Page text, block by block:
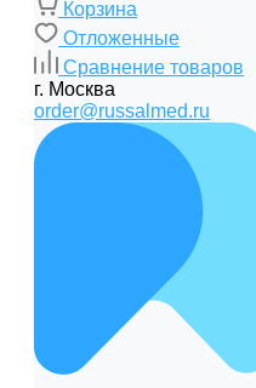
Корзина
Отложенные
Сравнение товаров
г. Москва
order@russalmed.ru